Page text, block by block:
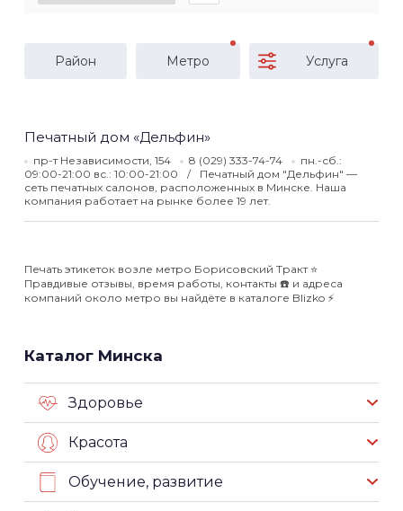
Район Метро Услуга
Печатный дом «Дельфин»
пр-т Независимости, 154 8 (029) 333-74-74
пн.-сб.:
09:00-21:00 вс.: 10:00-21:00
Печатный дом "Дельфин" —
сеть печатных салонов, расположенных в Минске. Наша
компания работает на рынке более 19 лет.
Печать этикеток возле метро Борисовский Тракт ⭐️
Правдивые отзывы, время работы, контакты ☎️ и адреса
компаний около метро вы найдёте в каталоге Blizko ⚡️
Каталог Минска
Здоровье
Красота
Обучение, развитие